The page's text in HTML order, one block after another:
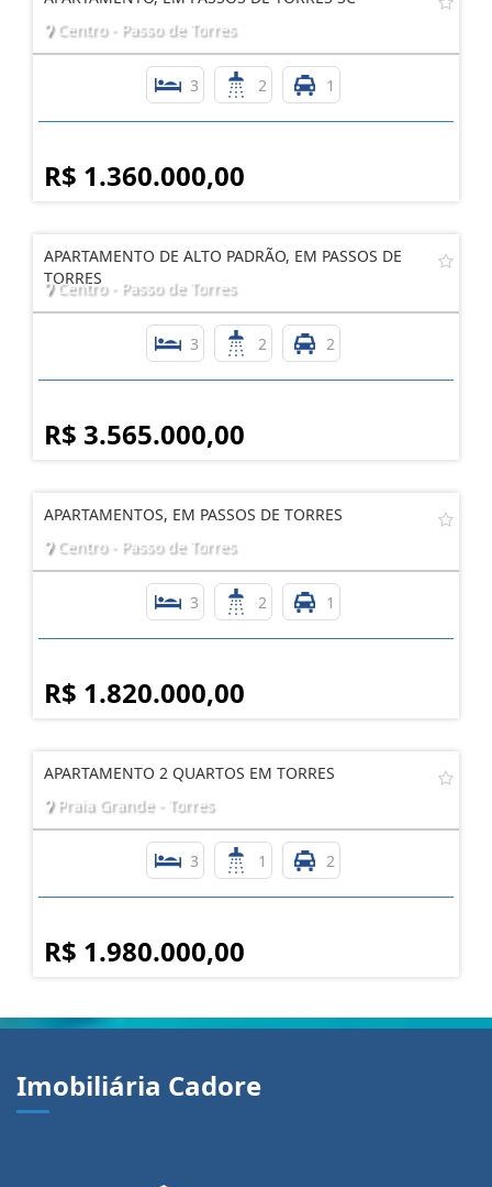
Centro - Passo de Torres
3 2 1
R$ 1.360.000,00
APARTAMENTO DE ALTO PADRÃO, EM PASSOS DE
TORRES
Centro - Passo de Torres
3 2 2
R$ 3.565.000,00
APARTAMENTOS, EM PASSOS DE TORRES
Centro - Passo de Torres
3 2 1
R$ 1.820.000,00
APARTAMENTO 2 QUARTOS EM TORRES
Praia Grande - Torres
3 1 2
R$ 1.980.000,00
Imobiliária Cadore